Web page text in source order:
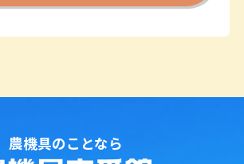
農機具のことなら